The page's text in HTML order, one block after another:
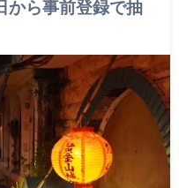
ら事前登録で抽